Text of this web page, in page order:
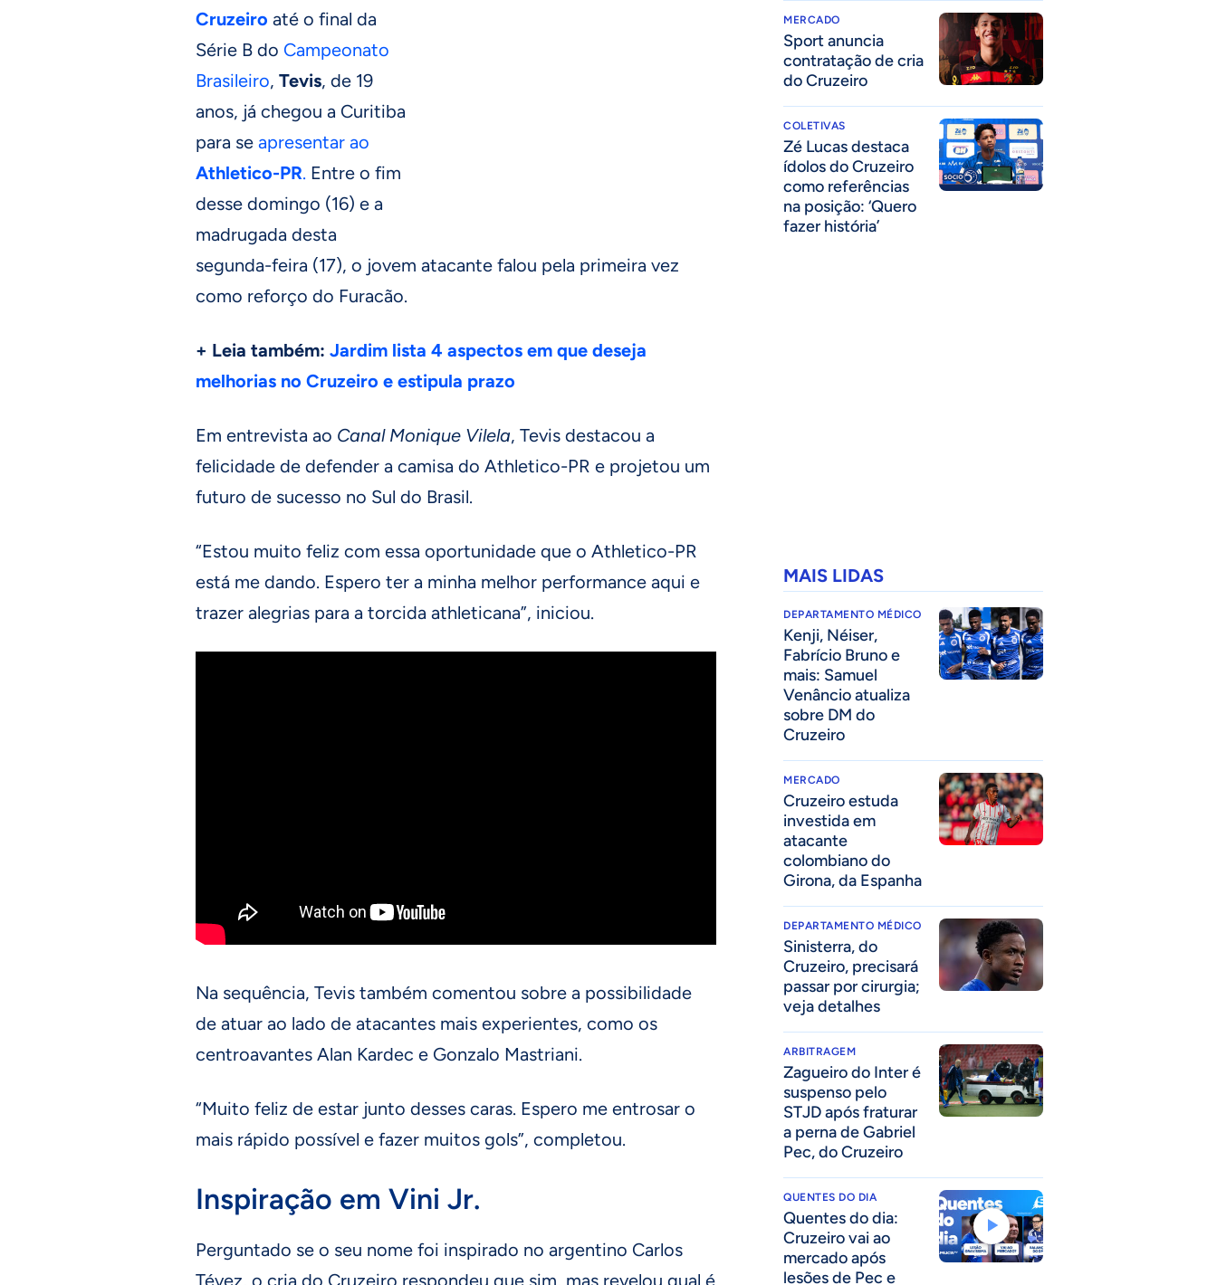
Cruzeiro até o final da
Série B do Campeonato
Brasileiro, Tevis, de 19
anos, já chegou a Curitiba
para se apresentar ao
Athletico-PR. Entre o fim
desse domingo (16) e a
madrugada desta
segunda-feira (17), o jovem atacante falou pela primeira vez
como reforço do Furacão.
+ Leia também: Jardim lista 4 aspectos em que deseja
melhorias no Cruzeiro e estipula prazo
Em entrevista ao Canal Monique Vilela, Tevis destacou a
felicidade de defender a camisa do Athletico-PR e projetou um
futuro de sucesso no Sul do Brasil.
“Estou muito feliz com essa oportunidade que o Athletico-PR
está me dando. Espero ter a minha melhor performance aqui e
trazer alegrias para a torcida athleticana”, iniciou.
Na sequência, Tevis também comentou sobre a possibilidade
de atuar ao lado de atacantes mais experientes, como os
centroavantes Alan Kardec e Gonzalo Mastriani.
“Muito feliz de estar junto desses caras. Espero me entrosar o
mais rápido possível e fazer muitos gols”, completou.
Inspiração em Vini Jr.
Perguntado se o seu nome foi inspirado no argentino Carlos
Tévez, o cria do Cruzeiro respondeu que sim, mas revelou qual é
MERCADO
Sport anuncia
contratação de cria
do Cruzeiro
COLETIVAS
Zé Lucas destaca
ídolos do Cruzeiro
como referências
na posição: ‘Quero
fazer história’
MAIS LIDAS
DEPARTAMENTO MÉDICO
Kenji, Néiser,
Fabrício Bruno e
mais: Samuel
Venâncio atualiza
sobre DM do
Cruzeiro
MERCADO
Cruzeiro estuda
investida em
atacante
colombiano do
Girona, da Espanha
DEPARTAMENTO MÉDICO
Sinisterra, do
Cruzeiro, precisará
passar por cirurgia;
veja detalhes
ARBITRAGEM
Zagueiro do Inter é
suspenso pelo
STJD após fraturar
a perna de Gabriel
Pec, do Cruzeiro
QUENTES DO DIA
Quentes do dia:
Cruzeiro vai ao
mercado após
lesões de Pec e